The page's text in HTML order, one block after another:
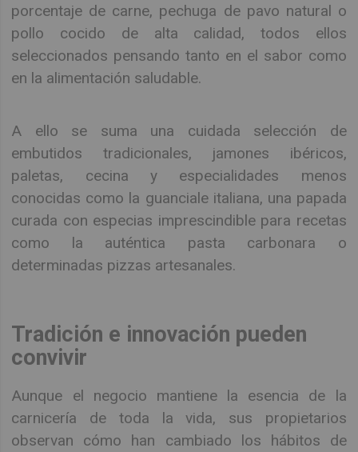
porcentaje de carne, pechuga de pavo natural o
pollo cocido de alta calidad, todos ellos
seleccionados pensando tanto en el sabor como
en la alimentación saludable.
A ello se suma una cuidada selección de
embutidos tradicionales, jamones ibéricos,
paletas, cecina y especialidades menos
conocidas como la guanciale italiana, una papada
curada con especias imprescindible para recetas
como la auténtica pasta carbonara o
determinadas pizzas artesanales.
Tradición e innovación pueden
convivir
Aunque el negocio mantiene la esencia de la
carnicería de toda la vida, sus propietarios
observan cómo han cambiado los hábitos de